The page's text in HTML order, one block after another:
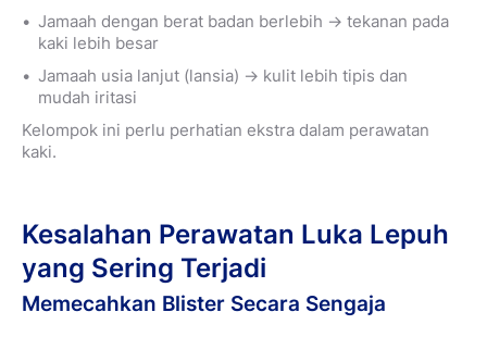
Jamaah dengan berat badan berlebih → tekanan pada
kaki lebih besar
Jamaah usia lanjut (lansia) → kulit lebih tipis dan
mudah iritasi
Kelompok ini perlu perhatian ekstra dalam perawatan
kaki.
Kesalahan Perawatan Luka Lepuh
yang Sering Terjadi
Memecahkan Blister Secara Sengaja